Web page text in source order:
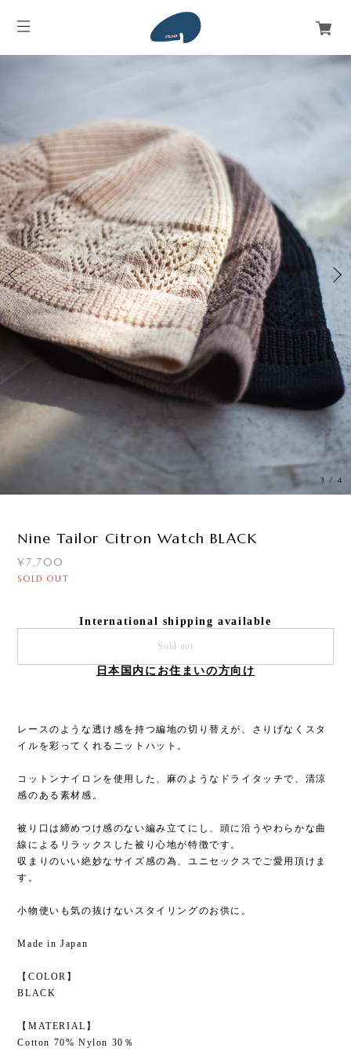
3 /4
Nine Tailor Citron Watch BLACK
¥7,700
SOLD OUT
International shipping available
Sold out
日本国内にお住まいの方向け
レースのような透け感を持つ編地の切り替えが、さりげなくスタ
イルを彩ってくれるニットハット。
コットンナイロンを使用した、麻のようなドライタッチで、清涼
感のある素材感。
被り口は締めつけ感のない編み立てにし、頭に沿うやわらかな曲
線によるリラックスした被り心地が特徴です。
収まりのいい絶妙なサイズ感の為、ユニセックスでご愛用頂けま
す。
小物使いも気の抜けないスタイリングのお供に。
Made in Japan
【COLOR】
BLACK
【MATERIAL】
Cotton 70% Nylon 30％